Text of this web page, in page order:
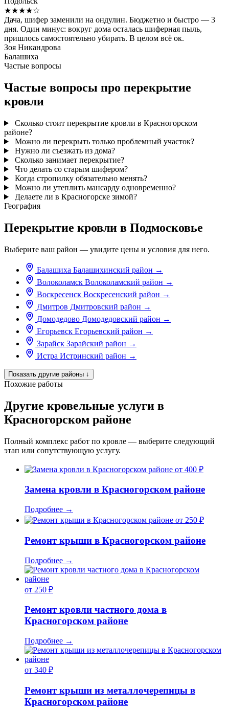
★★★★☆
Дача, шифер заменили на ондулин. Бюджетно и быстро — 3
дня. Один минус: вокруг дома осталась шиферная пыль,
пришлось самостоятельно убирать. В целом всё ок.
Зоя Никандрова
Балашиха
Частые вопросы
Частые вопросы про перекрытие
кровли
Сколько стоит перекрытие кровли в Красногорском
районе?
Можно ли перекрыть только проблемный участок?
Нужно ли съезжать из дома?
Сколько занимает перекрытие?
Что делать со старым шифером?
Когда стропилку обязательно менять?
Можно ли утеплить мансарду одновременно?
Делаете ли в Красногорске зимой?
География
Перекрытие кровли в Подмосковье
Выберите ваш район — увидите цены и условия для него.
Балашиха Балашихинский район →
Волоколамск Волоколамский район →
Воскресенск Воскресенский район →
Дмитров Дмитровский район →
Домодедово Домодедовский район →
Егорьевск Егорьевский район →
Зарайск Зарайский район →
Истра Истринский район →
Показать другие районы ↓
Похожие работы
Другие кровельные услуги в
Красногорском районе
Полный комплекс работ по кровле — выберите следующий
этап или сопутствующую услугу.
от 400 ₽
Замена кровли в Красногорском районе
Подробнее →
от 250 ₽
Ремонт крыши в Красногорском районе
Подробнее →
от 250 ₽
Ремонт кровли частного дома в
Красногорском районе
Подробнее →
от 340 ₽
Ремонт крыши из металлочерепицы в
Красногорском районе